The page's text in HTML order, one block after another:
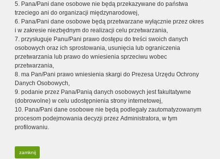
5. Pana/Pani dane osobowe nie będą przekazywane do państwa
trzeciego ani do organizacji międzynarodowej,
6. Pana/Pani dane osobowe będą przetwarzane wyłącznie przez okres
i w zakresie niezbędnym do realizacji celu przetwarzania,
7. przysługuje Panu/Pani prawo dostępu do treści swoich danych
osobowych oraz ich sprostowania, usunięcia lub ograniczenia
przetwarzania lub prawo do wniesienia sprzeciwu wobec
przetwarzania,
8. ma Pan/Pani prawo wniesienia skargi do Prezesa Urzędu Ochrony
Danych Osobowych,
9. podanie przez Pana/Panią danych osobowych jest fakultatywne
(dobrowolne) w celu udostępnienia strony internetowej,
10. Pana/Pani dane osobowe nie będą podlegały zautomatyzowanym
procesom podejmowania decyzji przez Administratora, w tym
profilowaniu.
zamknij